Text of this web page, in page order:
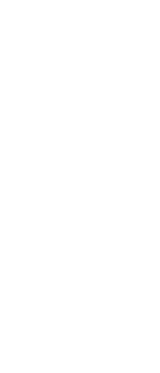
● فنی مهندسی سپهر کویر فرداد ● کاغذ